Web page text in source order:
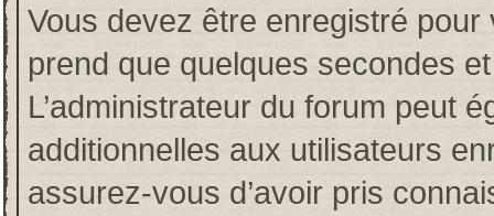
Vous devez être enregistré pour
prend que quelques secondes
L’administrateur du forum peut
additionnelles aux utilisateurs
assurez-vous d’avoir pris